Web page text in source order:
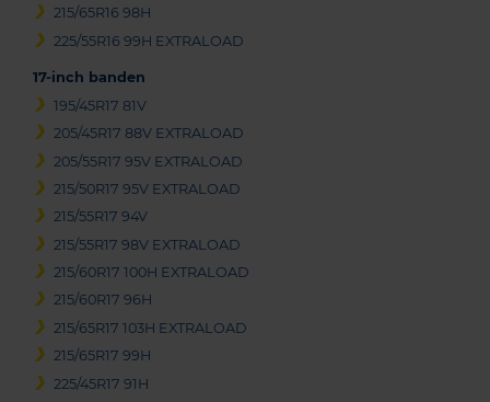
215/65R16 98H
225/55R16 99H EXTRALOAD
17-inch banden
195/45R17 81V
205/45R17 88V EXTRALOAD
205/55R17 95V EXTRALOAD
215/50R17 95V EXTRALOAD
215/55R17 94V
215/55R17 98V EXTRALOAD
215/60R17 100H EXTRALOAD
215/60R17 96H
215/65R17 103H EXTRALOAD
215/65R17 99H
225/45R17 91H